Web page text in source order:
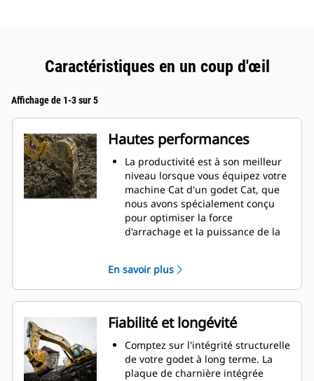
Caractéristiques en un coup d'œil
Affichage de 1-3 sur 5
Hautes performances
La productivité est à son meilleur
niveau lorsque vous équipez votre
machine Cat d'un godet Cat, que
nous avons spécialement conçu
pour optimiser la force
d'arrachage et la puissance de la
double améliore le flux des
matières dans le godet. Le
dégagement de talon accru
garantit que le fond du godet ne
frotte pas, ce qui réduit les coûts
d'entretien.
La consommation de carburant est
maximale lors de l'excavation. Les
En savoir plus
Fiabilité et longévité
Comptez sur l'intégrité structurelle
de votre godet à long terme. La
plaque de charnière intégrée